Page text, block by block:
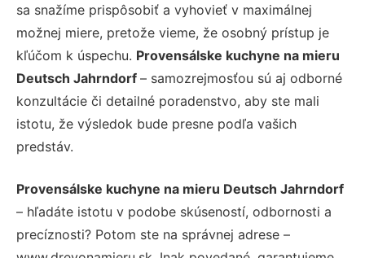
sa snažíme prispôsobiť a vyhovieť v maximálnej
možnej miere, pretože vieme, že osobný prístup je
kľúčom k úspechu. Provensálske kuchyne na mieru
Deutsch Jahrndorf – samozrejmosťou sú aj odborné
konzultácie či detailné poradenstvo, aby ste mali
istotu, že výsledok bude presne podľa vašich
predstáv.
Provensálske kuchyne na mieru Deutsch Jahrndorf
– hľadáte istotu v podobe skúseností, odbornosti a
precíznosti? Potom ste na správnej adrese –